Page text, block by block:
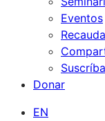
Eventos
Donar
EN